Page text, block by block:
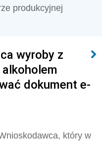
produkcyjnej
wyroby z
dokument e-
który w